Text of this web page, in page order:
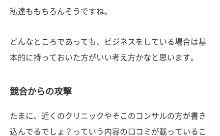
私達ももちろんそうですね。
どんなところであっても、ビジネスをしている場合は基
本的に持っておいた方がいい考え方かなと思います。
競合からの攻撃
たまに、近くのクリニックやそこのコンサルの方が書き
込んでるでしょ？っていう内容の口コミが載っているこ